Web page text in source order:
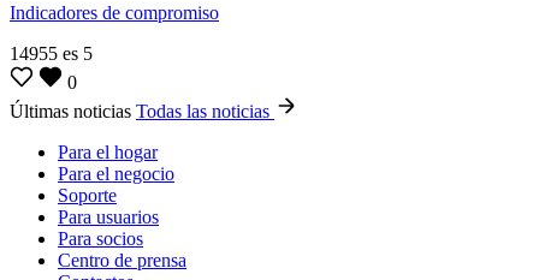
Indicadores de compromiso
14955 es 5
0
Últimas noticias Todas las noticias
Para el hogar
Para el negocio
Soporte
Para usuarios
Para socios
Centro de prensa